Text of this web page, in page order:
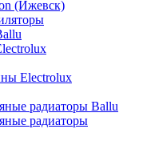
(Ижевск)
Electrolux
радиаторы Ballu
радиаторы